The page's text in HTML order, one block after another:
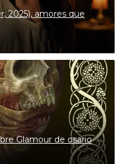
2025), amores que
Glamour de osario